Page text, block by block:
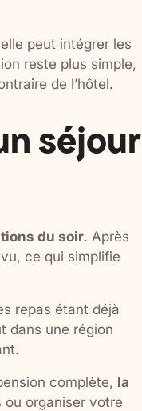
peut intégrer les
reste plus simple,
de l’hôtel.
séjour
du soir. Après
ce qui simplifie
repas étant déjà
dans une région
complète, la
organiser votre